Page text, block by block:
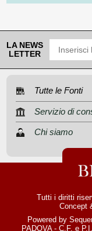
LA NEWS
LETTER
Tutte le Fonti
Servizio di
Chi siamo
Tutti i diritti
Concept
Powered by
PADOVA - C.F. e